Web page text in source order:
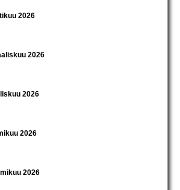
2026
2026
2026
2026
2026